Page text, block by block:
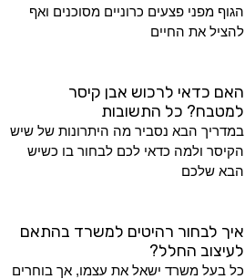
הגוף מפני פצעים כרוניים מסוכנים ואף
להציל את החיים
האם כדאי לרכוש אבן קיסר
למטבח? כל התשובות
במדריך הבא נסביר מה היתרונות של שיש
הקיסר ולמה כדאי לכם לבחור בו כשיש
הבא שלכם
איך לבחור רהיטים למשרד בהתאם
לעיצוב החלל?
כל בעל משרד ישאל את עצמו, אך בוחרים